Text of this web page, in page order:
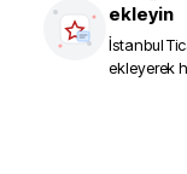
ekleyin
İstanbul
ekleyerek